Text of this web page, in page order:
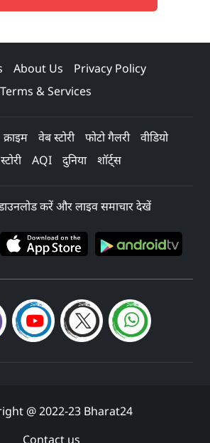
About Us
Privacy Policy
Terms & Services
क्राइम वेब स्टोरी फोटो गैलरी
वीडियो
AQI दुनिया शॉर्ट्स
करें और लाइव समाचार देखें
@ 2022-23 Bharat24
Contact us